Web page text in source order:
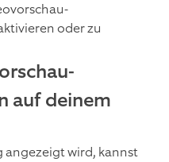
oder zu
auf deinem
angezeigt wird, kannst